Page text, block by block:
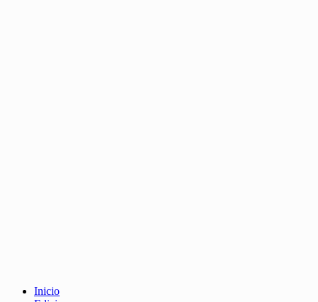
Inicio